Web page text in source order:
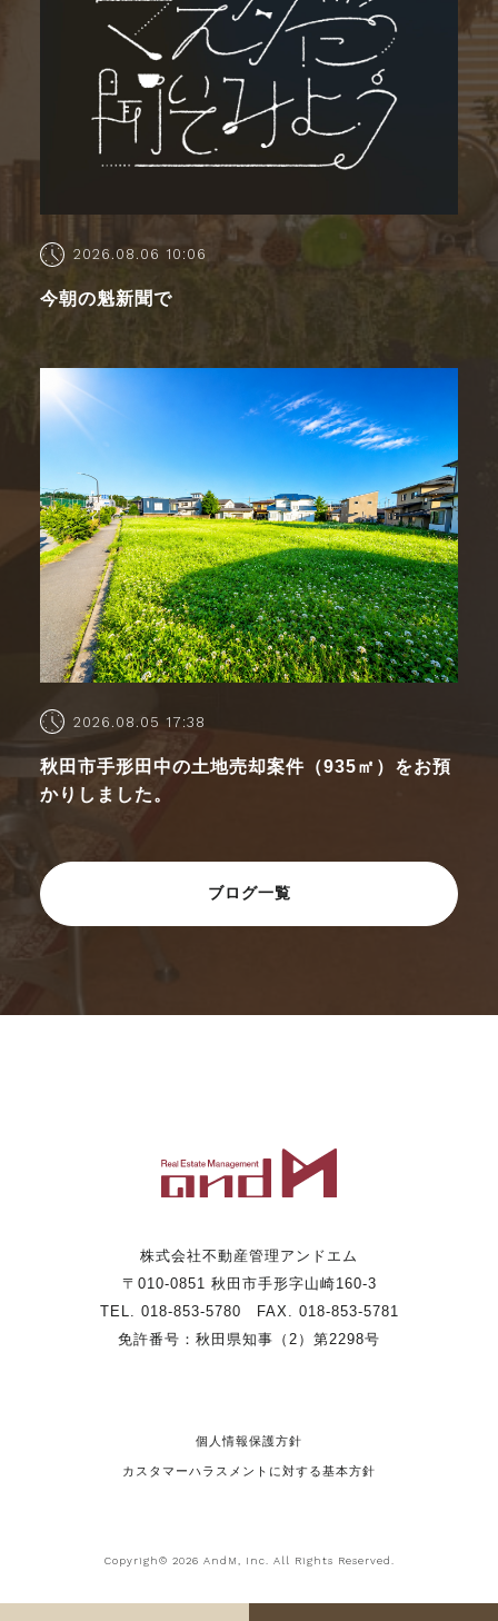
2026.08.06 10:06
今朝の魁新聞で
2026.08.05 17:38
秋田市手形田中の土地売却案件（935㎡）をお預
かりしました。
ブログ一覧
株式会社不動産管理アンドエム
〒010-0851 秋田市手形字山崎160-3
TEL. 018-853-5780 FAX. 018-853-5781
免許番号：秋田県知事（2）第2298号
個人情報保護方針
カスタマーハラスメントに対する基本方針
Copyrigh© 2026 AndM, Inc. All Rights Reserved.